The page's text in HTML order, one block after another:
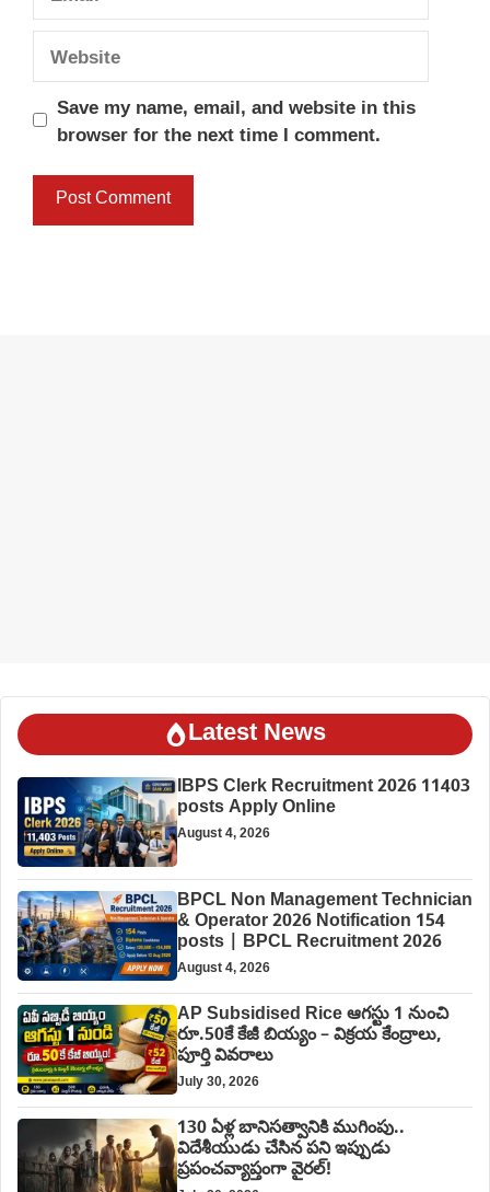
Website
Save my name, email, and website in this
browser for the next time I comment.
Latest News
IBPS Clerk Recruitment 2026 11403
posts Apply Online
August 4, 2026
BPCL Non Management Technician
& Operator 2026 Notification 154
posts | BPCL Recruitment 2026
August 4, 2026
AP Subsidised Rice ఆగస్టు 1 నుంచి
రూ.50కే కేజీ బియ్యం – విక్రయ కేంద్రాలు,
పూర్తి వివరాలు
July 30, 2026
130 ఏళ్ల బానిసత్వానికి ముగింపు..
విదేశీయుడు చేసిన పని ఇప్పుడు
ప్రపంచవ్యాప్తంగా వైరల్!